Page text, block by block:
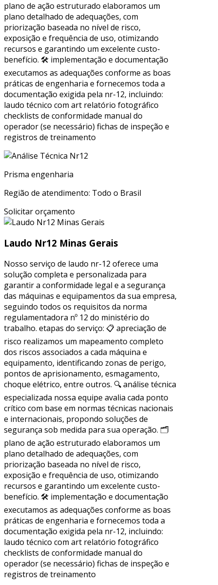
plano de ação estruturado elaboramos um
plano detalhado de adequações, com
priorização baseada no nível de risco,
exposição e frequência de uso, otimizando
recursos e garantindo um excelente custo-
benefício. 🛠 implementação e documentação
executamos as adequações conforme as boas
práticas de engenharia e fornecemos toda a
documentação exigida pela nr-12, incluindo:
laudo técnico com art relatório fotográfico
checklists de conformidade manual do
operador (se necessário) fichas de inspeção e
registros de treinamento
Prisma engenharia
Região de atendimento: Todo o Brasil
Solicitar orçamento
Laudo Nr12 Minas Gerais
Nosso serviço de laudo nr-12 oferece uma
solução completa e personalizada para
garantir a conformidade legal e a segurança
das máquinas e equipamentos da sua empresa,
seguindo todos os requisitos da norma
regulamentadora nº 12 do ministério do
trabalho. etapas do serviço: 📋 apreciação de
risco realizamos um mapeamento completo
dos riscos associados a cada máquina e
equipamento, identificando zonas de perigo,
pontos de aprisionamento, esmagamento,
choque elétrico, entre outros. 🔍 análise técnica
especializada nossa equipe avalia cada ponto
crítico com base em normas técnicas nacionais
e internacionais, propondo soluções de
segurança sob medida para sua operação. 🗂
plano de ação estruturado elaboramos um
plano detalhado de adequações, com
priorização baseada no nível de risco,
exposição e frequência de uso, otimizando
recursos e garantindo um excelente custo-
benefício. 🛠 implementação e documentação
executamos as adequações conforme as boas
práticas de engenharia e fornecemos toda a
documentação exigida pela nr-12, incluindo:
laudo técnico com art relatório fotográfico
checklists de conformidade manual do
operador (se necessário) fichas de inspeção e
registros de treinamento